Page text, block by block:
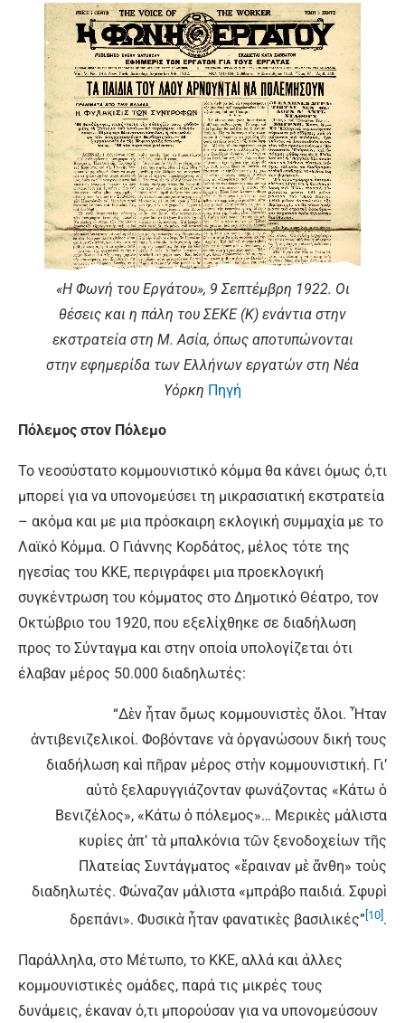
«Η Φωνή του Εργάτου», 9 Σεπτέμβρη 1922. Οι
θέσεις και η πάλη του ΣΕΚΕ (Κ) ενάντια στην
εκστρατεία στη Μ. Ασία, όπως αποτυπώνονται
στην εφημερίδα των Ελλήνων εργατών στη Νέα
Υόρκη Πηγή
Πόλεμος στον Πόλεμο
Το νεοσύστατο κομμουνιστικό κόμμα θα κάνει όμως ό,τι
μπορεί για να υπονομεύσει τη μικρασιατική εκστρατεία
– ακόμα και με μια πρόσκαιρη εκλογική συμμαχία με το
Λαϊκό Κόμμα. Ο Γιάννης Κορδάτος, μέλος τότε της
ηγεσίας του ΚΚΕ, περιγράφει μια προεκλογική
συγκέντρωση του κόμματος στο Δημοτικό Θέατρο, τον
Οκτώβριο του 1920, που εξελίχθηκε σε διαδήλωση
προς το Σύνταγμα και στην οποία υπολογίζεται ότι
έλαβαν μέρος 50.000 διαδηλωτές:
“Δὲν ἦταν ὅμως κομμουνιστὲς ὅλοι. Ἦταν
ἀντιβενιζελικοί. Φοβόντανε νὰ ὀργανώσουν δική τους
διαδήλωση καὶ πῆραν μέρος στὴν κομμουνιστική. Γι’
αὐτὸ ξελαρυγγιάζονταν φωνάζοντας «Κάτω ὁ
Βενιζέλος», «Κάτω ὁ πόλεμος»… Μερικὲς μάλιστα
κυρίες ἀπ’ τὰ μπαλκόνια τῶν ξενοδοχείων τῆς
Πλατείας Συντάγματος «ἔραιναν μὲ ἄνθη» τοὺς
διαδηλωτές. Φώναζαν μάλιστα «μπράβο παιδιά. Σφυρὶ
δρεπάνι». Φυσικὰ ἦταν φανατικὲς βασιλικές” [10] .
Παράλληλα, στο Μέτωπο, το ΚΚΕ, αλλά και άλλες
κομμουνιστικές ομάδες, παρά τις μικρές τους
δυνάμεις, έκαναν ό,τι μπορούσαν για να υπονομεύσουν